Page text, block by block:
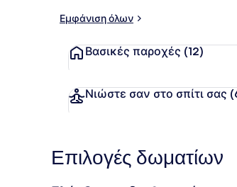
Εμφάνιση όλων
Βασικές παροχές (12)
Νιώστε σαν στο σπίτι σας
Επιλογές δωματίων